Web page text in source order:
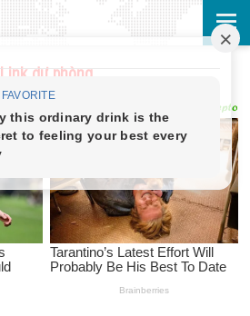
Link dự phòng